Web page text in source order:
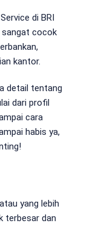
di BRI
sangat cocok
kantor.
detail tentang
dari profil
cara
habis ya,
yang lebih
terbesar dan